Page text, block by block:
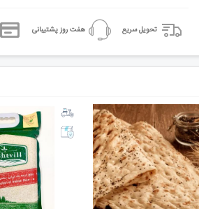
تحویل سریع هفت روز پشتیبانی